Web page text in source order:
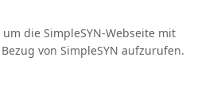
um die SimpleSYN-Webseite mit
von SimpleSYN aufzurufen.